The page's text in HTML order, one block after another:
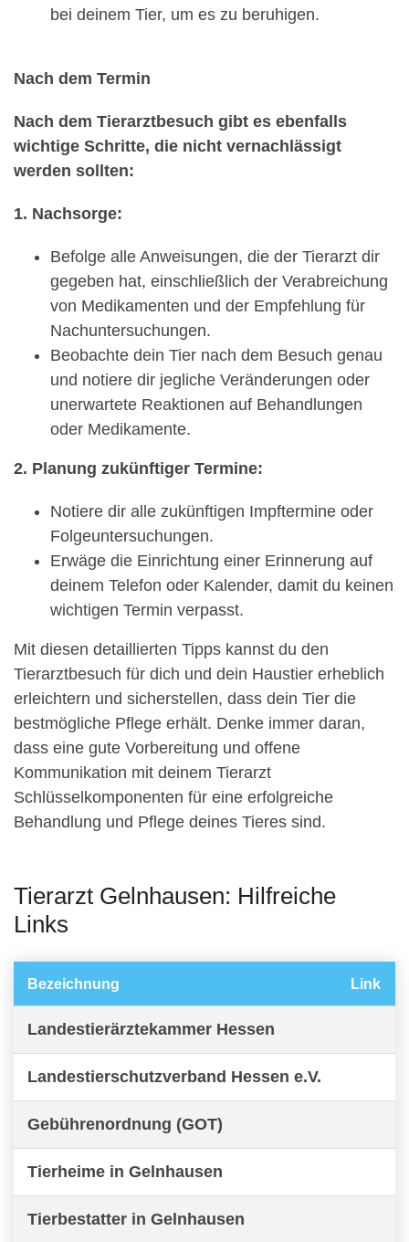
bei deinem Tier, um es zu beruhigen.
Nach dem Termin
Nach dem Tierarztbesuch gibt es ebenfalls
wichtige Schritte, die nicht vernachlässigt
werden sollten:
1. Nachsorge:
Befolge alle Anweisungen, die der Tierarzt dir
gegeben hat, einschließlich der Verabreichung
von Medikamenten und der Empfehlung für
Nachuntersuchungen.
Beobachte dein Tier nach dem Besuch genau
und notiere dir jegliche Veränderungen oder
unerwartete Reaktionen auf Behandlungen
oder Medikamente.
2. Planung zukünftiger Termine:
Notiere dir alle zukünftigen Impftermine oder
Folgeuntersuchungen.
Erwäge die Einrichtung einer Erinnerung auf
deinem Telefon oder Kalender, damit du keinen
wichtigen Termin verpasst.
Mit diesen detaillierten Tipps kannst du den
Tierarztbesuch für dich und dein Haustier erheblich
erleichtern und sicherstellen, dass dein Tier die
bestmögliche Pflege erhält. Denke immer daran,
dass eine gute Vorbereitung und offene
Kommunikation mit deinem Tierarzt
Schlüsselkomponenten für eine erfolgreiche
Behandlung und Pflege deines Tieres sind.
Tierarzt Gelnhausen: Hilfreiche
Links
Bezeichnung Link
Landestierärztekammer Hessen
Landestierschutzverband Hessen e.V.
Gebührenordnung (GOT)
Tierheime in Gelnhausen
Tierbestatter in Gelnhausen